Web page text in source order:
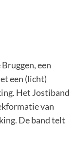
een
een (licht)
Het Jostiband
van
De band telt